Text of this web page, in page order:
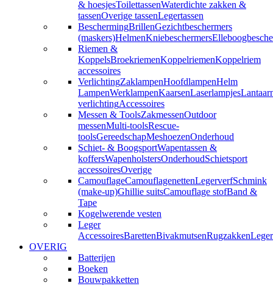
& hoesjesToilettassenWaterdichte zakken &
tassenOverige tassenLegertassen
BeschermingBrillenGezichtbeschermers
(maskers)HelmenKniebeschermers
Riemen &
KoppelsBroekriemenKoppelriemenKoppelriem
accessoires
VerlichtingZaklampenHoofdlampenHelm
LampenWerklampenKaarsenLaserlampjes
verlichtingAccessoires
Messen & ToolsZakmessenOutdoor
messenMulti-toolsRescue-
toolsGereedschapMeshoezenOnderhoud
Schiet- & BoogsportWapentassen &
koffersWapenholstersOnderhoudSchietsport
accessoiresOverige
CamouflageCamouflagenettenLegerverfSchmink
(make-up)Ghillie suitsCamouflage stofBand &
Tape
Kogelwerende vesten
Leger
AccessoiresBarettenBivakmutsenRugzakken
OVERIG
Batterijen
Boeken
Bouwpakketten